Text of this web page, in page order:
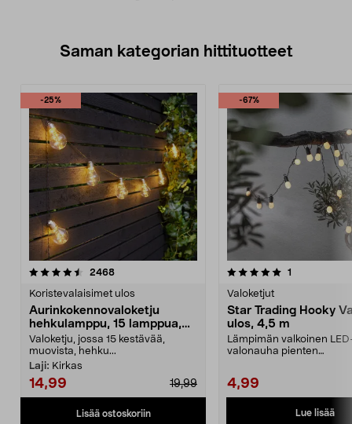
Saman kategorian hittituotteet
-25%
2468arvostelut
Koristevalaisimet ulos
Aurinkokennovaloketju
hehkulamppu, 15 lamppua,
7,2 m
Valoketju, jossa 15 kestävää,
muovista, hehku...
Laji: Kirkas
14,99 19,99
Lisää ostoskoriin
-67%
5.0 viidestä
1
Valoketjut
Star Trading Hooky
ulos, 4,5 m
Lämpimän valkoinen
valonauha pienten
4,99
Lue lisää
4.5 viidestä